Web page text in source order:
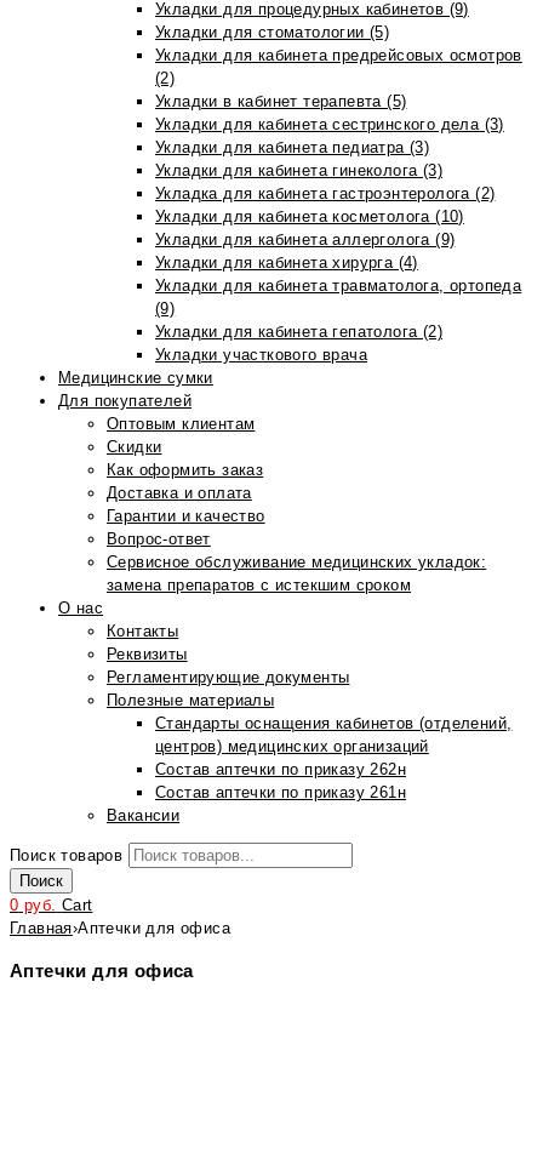
Укладки для процедурных кабинетов (9)
Укладки для стоматологии (5)
Укладки для кабинета предрейсовых осмотров
(2)
Укладки в кабинет терапевта (5)
Укладки для кабинета сестринского дела (3)
Укладки для кабинета педиатра (3)
Укладки для кабинета гинеколога (3)
Укладка для кабинета гастроэнтеролога (2)
Укладки для кабинета косметолога (10)
Укладки для кабинета аллерголога (9)
Укладки для кабинета хирурга (4)
Укладки для кабинета травматолога, ортопеда
(9)
Укладки для кабинета гепатолога (2)
Укладки участкового врача
Медицинские сумки
Для покупателей
Оптовым клиентам
Скидки
Как оформить заказ
Доставка и оплата
Гарантии и качество
Вопрос-ответ
Сервисное обслуживание медицинских укладок:
замена препаратов с истекшим сроком
О нас
Контакты
Реквизиты
Регламентирующие документы
Полезные материалы
Стандарты оснащения кабинетов (отделений,
центров) медицинских организаций
Состав аптечки по приказу 262н
Состав аптечки по приказу 261н
Вакансии
Поиск товаров
Поиск
0 руб. Cart
Главная›Аптечки для офиса
Аптечки для офиса